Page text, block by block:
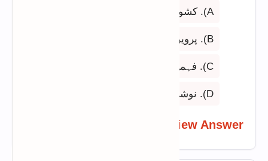
A). کشور ناہید
B). پروین شاکر
C). فہمیدہ ریاض
D). نوشی گیلانی
View Answer